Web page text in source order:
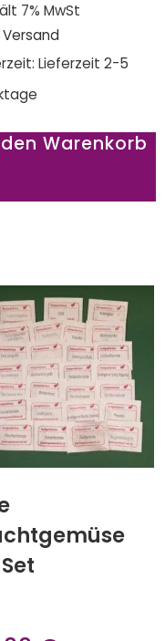
7% MwSt
Versand
Lieferzeit 2-5
Warenkorb